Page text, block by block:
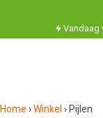
Vandaag
Home ›Winkel › Pijlen